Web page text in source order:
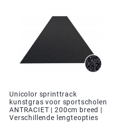
Unicolor sprinttrack
kunstgras voor sportscholen
ANTRACIET | 200cm breed |
Verschillende lengteopties